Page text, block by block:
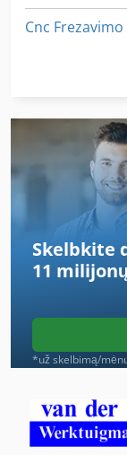
Cnc
Iš Anksto
Išilginės Ir
Kaip
Kaip
Kaip
Kaip
Kėlimo
Laikiklis Su
Skelbkite
11
*už skelbimą/